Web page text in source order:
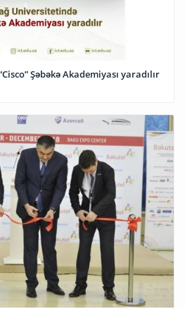
Şəbəkə Akademiyası yaradılır